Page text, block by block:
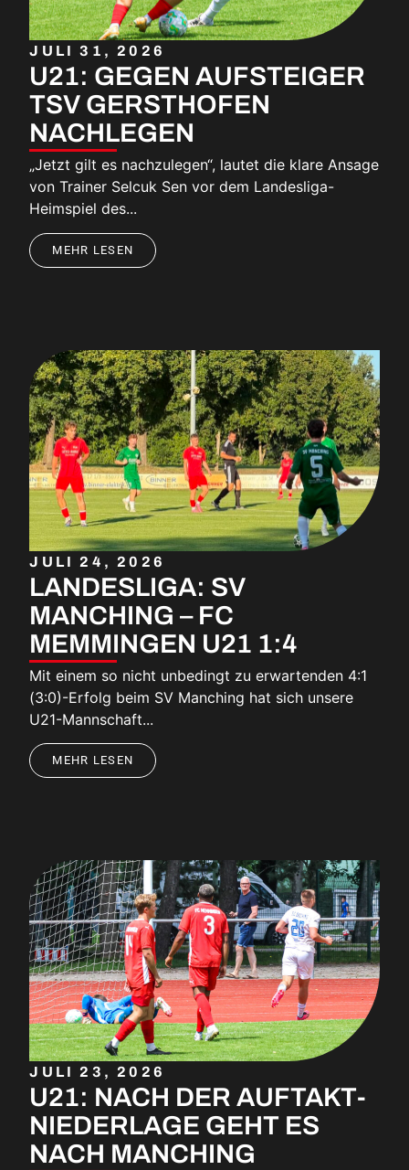
JULI 31, 2026
U21: GEGEN AUFSTEIGER
TSV GERSTHOFEN
NACHLEGEN
„Jetzt gilt es nachzulegen“, lautet die klare Ansage
von Trainer Selcuk Sen vor dem Landesliga-
Heimspiel des...
MEHR LESEN
JULI 24, 2026
LANDESLIGA: SV
MANCHING – FC
MEMMINGEN U21 1:4
Mit einem so nicht unbedingt zu erwartenden 4:1
(3:0)-Erfolg beim SV Manching hat sich unsere
U21-Mannschaft...
MEHR LESEN
JULI 23, 2026
U21: NACH DER AUFTAKT-
NIEDERLAGE GEHT ES
NACH MANCHING